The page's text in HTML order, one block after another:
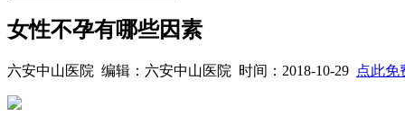
女性不孕有哪些因素
六安中山医院 编辑：六安中山医院 时间：2018-10-29 点此免